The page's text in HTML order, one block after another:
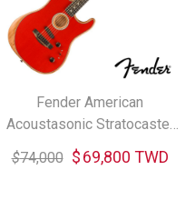
Fender American
Acoustasonic Stratocaster
電木吉他
$74,000 $69,800 TWD